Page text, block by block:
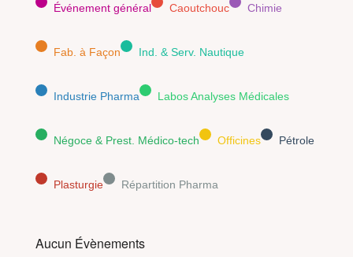
Événement général Caoutchouc Chimie
Fab. à Façon Ind. & Serv. Nautique
Industrie Pharma Labos Analyses Médicales
Négoce & Prest. Médico-tech Officines Pétrole
Plasturgie Répartition Pharma
Aucun Évènements